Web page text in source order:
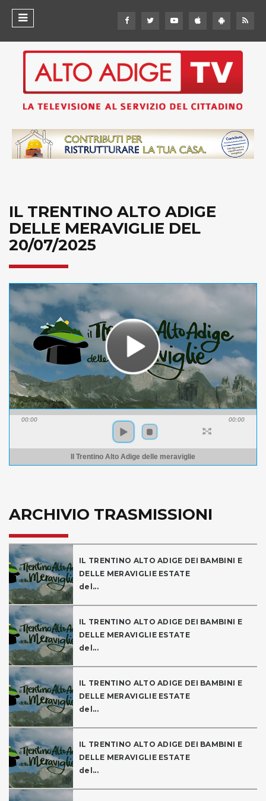
IL TRENTINO ALTO ADIGE
DELLE MERAVIGLIE DEL
20/07/2025
00:00 00:00
Il Trentino Alto Adige delle meraviglie
ARCHIVIO TRASMISSIONI
IL TRENTINO ALTO ADIGE DEI BAMBINI E
DELLE MERAVIGLIE ESTATE
del...
IL TRENTINO ALTO ADIGE DEI BAMBINI E
DELLE MERAVIGLIE ESTATE
del...
IL TRENTINO ALTO ADIGE DEI BAMBINI E
DELLE MERAVIGLIE ESTATE
del...
IL TRENTINO ALTO ADIGE DEI BAMBINI E
DELLE MERAVIGLIE ESTATE
del...